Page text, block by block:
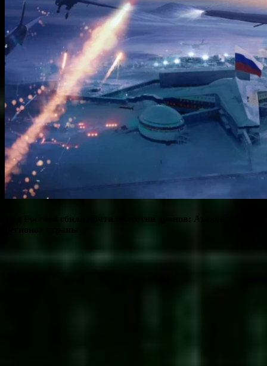
Над Россией сбили почти полсотни дронов: Атаковано семь
регионов страны